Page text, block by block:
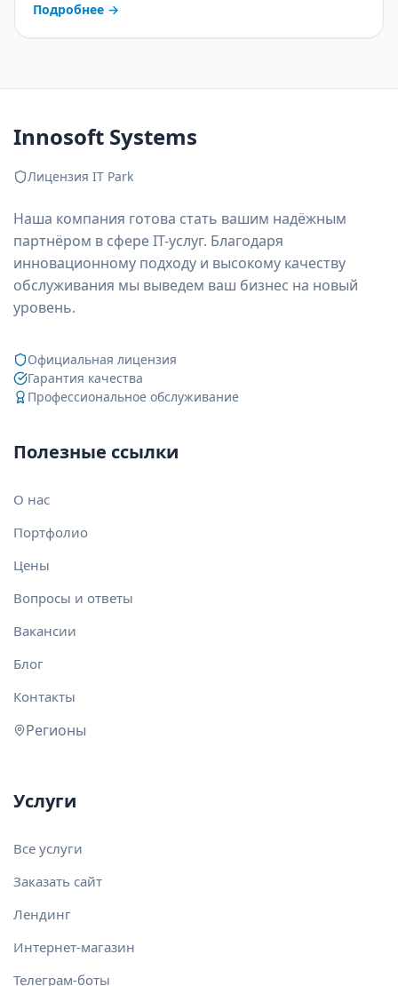
планом внедрения.
Подробнее →
Innosoft Systems
Лицензия IT Park
Наша компания готова стать вашим надёжным
партнёром в сфере IT-услуг. Благодаря
инновационному подходу и высокому качеству
обслуживания мы выведем ваш бизнес на новый
уровень.
Официальная лицензия
Гарантия качества
Профессиональное обслуживание
Полезные ссылки
О нас
Портфолио
Цены
Вопросы и ответы
Вакансии
Блог
Контакты
Регионы
Услуги
Все услуги
Заказать сайт
Лендинг
Интернет-магазин
Телеграм-боты